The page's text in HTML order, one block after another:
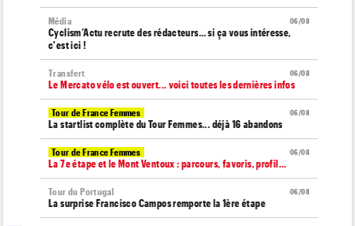
06/08
Média
Cyclism’Actu recrute des rédacteurs… si ça vous intéresse,
c'est ici !
06/08
Transfert
Le Mercato vélo est ouvert... voici toutes les dernières infos
06/08
Tour de France Femmes
La startlist complète du Tour Femmes... déjà 16 abandons
06/08
Tour de France Femmes
La 7e étape et le Mont Ventoux : parcours, favoris, profil…
06/08
Tour du Portugal
La surprise Francisco Campos remporte la 1ère étape